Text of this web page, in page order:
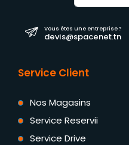
Vous êtes une entreprise ?
devis@spacenet.tn
Service Client
Nos Magasins
Service Reservii
Service Drive